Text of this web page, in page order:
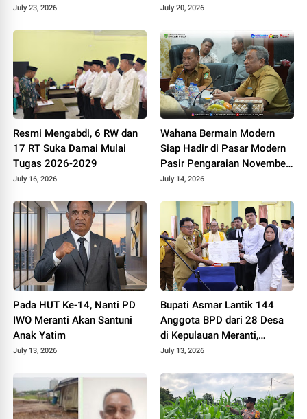
Elemen Wujudkan Generasi
July 23, 2026
Fiskal Daerah
July 20, 2026
Resmi Mengabdi, 6 RW dan
17 RT Suka Damai Mulai
Tugas 2026-2029
July 16, 2026
Wahana Bermain Modern
Siap Hadir di Pasar Modern
Pasir Pengaraian November
2026
July 14, 2026
Pada HUT Ke-14, Nanti PD
IWO Meranti Akan Santuni
Anak Yatim
July 13, 2026
Bupati Asmar Lantik 144
Anggota BPD dari 28 Desa
di Kepulauan Meranti,
Tekankan Integritas dan
July 13, 2026